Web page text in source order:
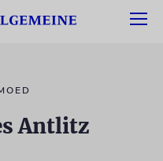
Antlitz